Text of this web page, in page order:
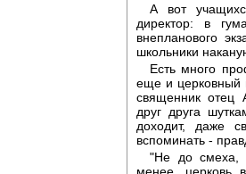
А вот
директор: в
внепланового
школьники
Есть много
еще и церковный
священник отец
друг друга
доходит, даже
вспоминать -
"Не до смеха,
менее, церковь